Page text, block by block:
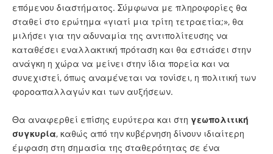
επόμενου διαστήματος. Σύμφωνα με πληροφορίες θα
σταθεί στο ερώτημα «γιατί μια τρίτη τετραετία;», θα
μιλήσει για την αδυναμία της αντιπολίτευσης να
καταθέσει εναλλακτική πρόταση και θα εστιάσει στην
ανάγκη η χώρα να μείνει στην ίδια πορεία και να
συνεχιστεί, όπως αναμένεται να τονίσει, η πολιτική των
φοροαπαλλαγών και των αυξήσεων.
Θα αναφερθεί επίσης ευρύτερα και στη γεωπολιτική
συγκυρία, καθώς από την κυβέρνηση δίνουν ιδιαίτερη
έμφαση στη σημασία της σταθερότητας σε ένα